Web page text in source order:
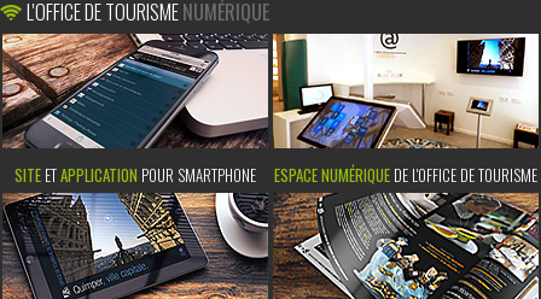
L'OFFICE DE TOURISMENUMÉRIQUE
SITE ETAPPLICATION POUR SMARTPHONE ESPACE NUMÉRIQUE DE L'OFFICE DE TOURISME